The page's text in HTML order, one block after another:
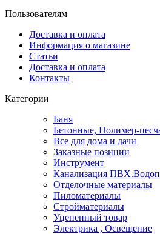
Пользователям
Доставка и оплата
Информация о магазине
Статьи
Доставка и оплата
Контакты
Категории
Баня
Бетонные, Полимер-
Все для дома и дачи
Заказные позиции
Инструмент
Канализация
Отделочные материалы
Пиломатериалы
Стройматериалы
Уцененный товар
Электрика , Освещение